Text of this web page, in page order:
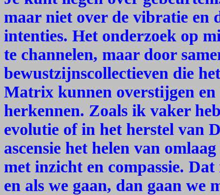
maar niet over de vibratie en
intenties. Het onderzoek op
te channelen, maar door
bewustzijnscollectieven die
Matrix kunnen overstijgen
herkennen. Zoals ik vaker
evolutie of in het herstel van
ascensie het helen van
met inzicht en compassie.
en als we gaan, dan gaan we